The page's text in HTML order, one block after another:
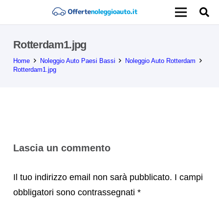
Rotterdam1.jpg
Home Noleggio Auto Paesi Bassi
Noleggio Auto Rotterdam
Rotterdam1.jpg
Lascia un commento
Il tuo indirizzo email non sarà pubblicato. I campi
obbligatori sono contrassegnati *